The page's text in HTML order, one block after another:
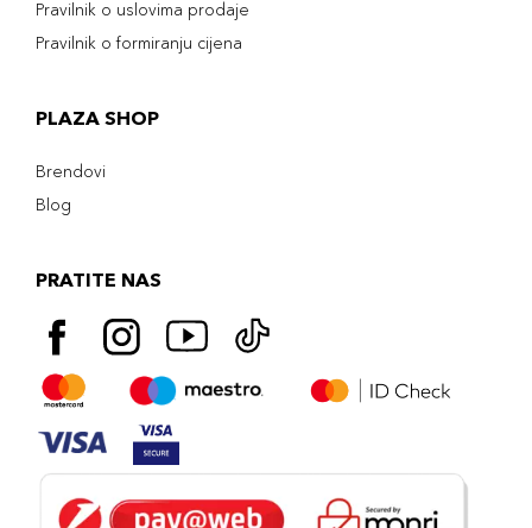
Pravilnik o uslovima prodaje
Pravilnik o formiranju cijena
PLAZA SHOP
Brendovi
Blog
PRATITE NAS